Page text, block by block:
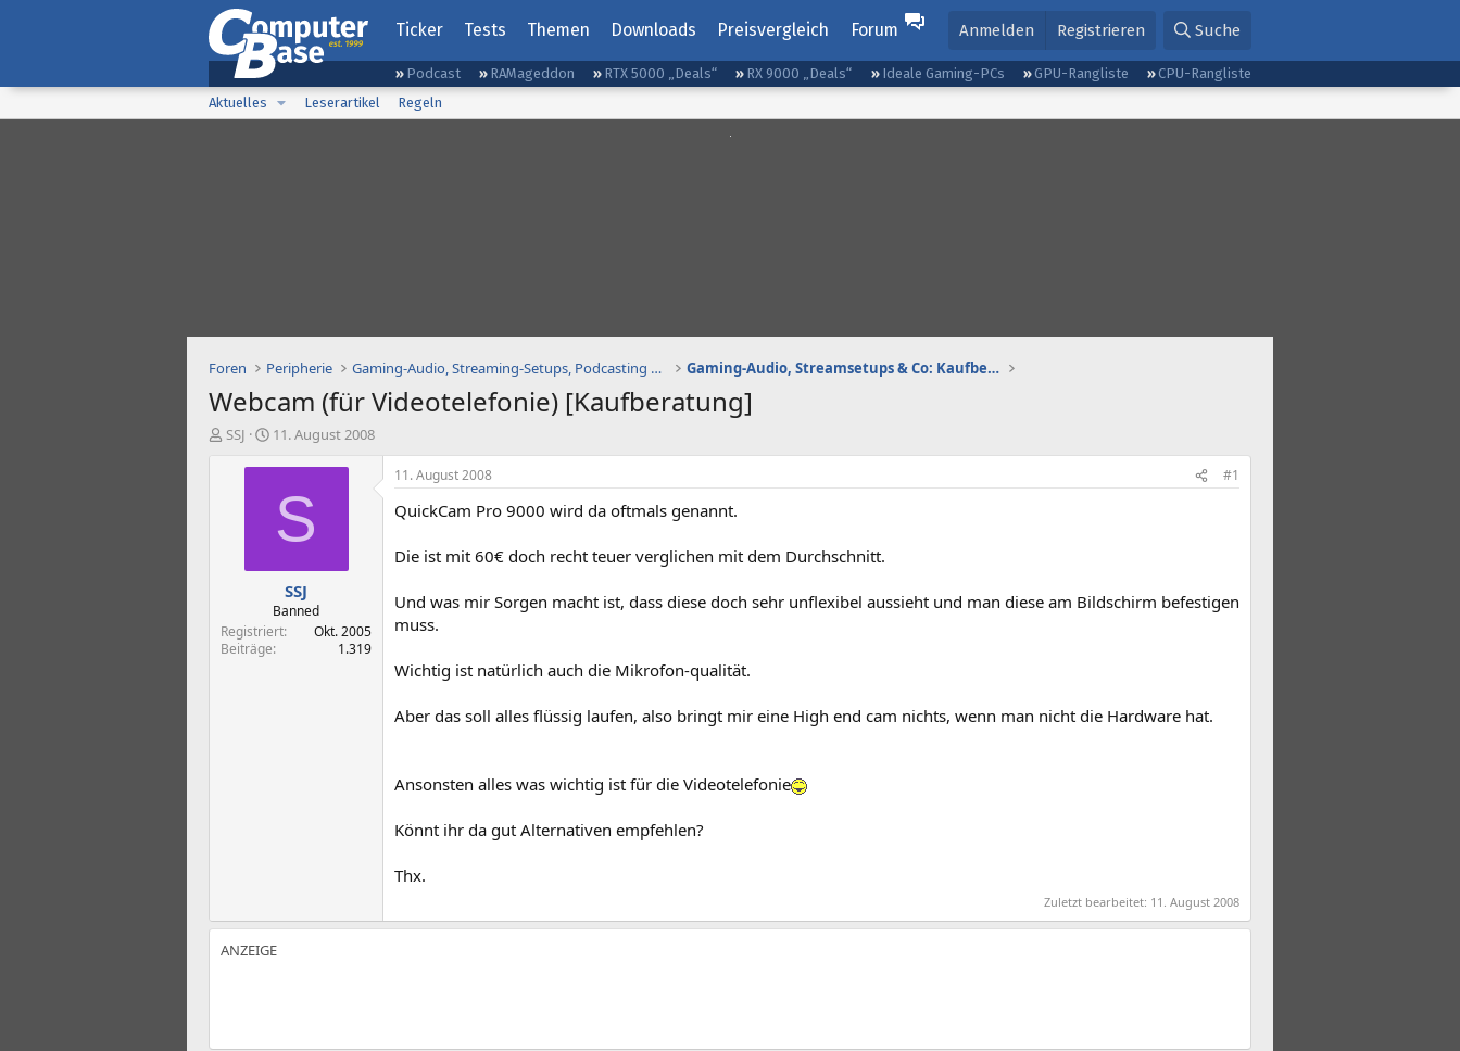
Ticker Tests Themen Downloads Preisvergleich Forum Anmelden Registrieren Suche
Podcast RAMageddon RTX 5000 „Deals“ RX 9000 „Deals“ Ideale Gaming-PCs GPU-Rangliste
CPU-Rangliste
Aktuelles
Leserartikel Regeln
Foren Peripherie Gaming-Audio, Streaming-Setups, Podcasting etc. Gaming-Audio, Streamsetups & Co: Kaufberatung
Webcam (für Videotelefonie) [Kaufberatung]
E
SSJ
E
s
t
m
11. August 2008
S
SSJ
Banned
Registriert
Okt. 2005
Beiträge
1.319
11. August 2008 #1
QuickCam Pro 9000 wird da oftmals genannt.
Die ist mit 60€ doch recht teuer verglichen mit dem Durchschnitt.
Und was mir Sorgen macht ist, dass diese doch sehr unflexibel aussieht und man diese am Bildschirm befestigen
muss.
Wichtig ist natürlich auch die Mikrofon-qualität.
Aber das soll alles flüssig laufen, also bringt mir eine High end cam nichts, wenn man nicht die Hardware hat.
Ansonsten alles was wichtig ist für die Videotelefonie
Könnt ihr da gut Alternativen empfehlen?
Thx.
Zuletzt bearbeitet: 11. August 2008